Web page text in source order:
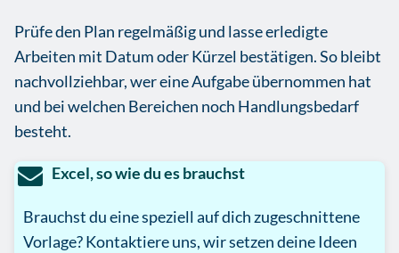
Prüfe den Plan regelmäßig und lasse erledigte
Arbeiten mit Datum oder Kürzel bestätigen. So bleibt
nachvollziehbar, wer eine Aufgabe übernommen hat
und bei welchen Bereichen noch Handlungsbedarf
besteht.
Excel, so wie du es brauchst
Brauchst du eine speziell auf dich zugeschnittene
Vorlage? Kontaktiere uns, wir setzen deine Ideen